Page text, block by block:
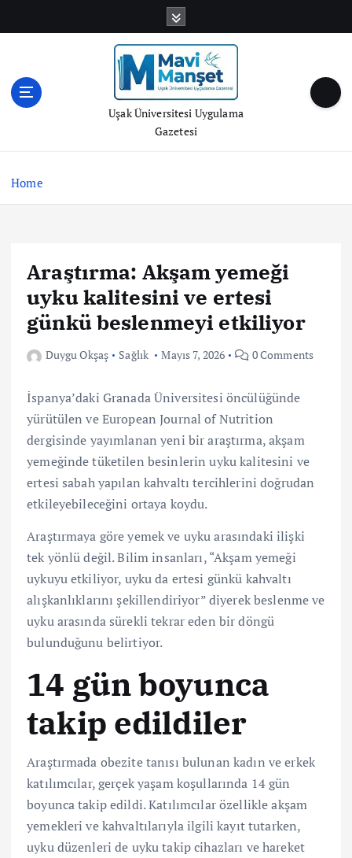
n
Uşak Üniversitesi Uygulama
Gazetesi
Home
Araştırma: Akşam yemeği
uyku kalitesini ve ertesi
günkü beslenmeyi etkiliyor
Duygu Okşaş Sağlık Mayıs 7, 2026 0 Comments
İspanya’daki Granada Üniversitesi öncülüğünde
yürütülen ve European Journal of Nutrition
dergisinde yayımlanan yeni bir araştırma, akşam
yemeğinde tüketilen besinlerin uyku kalitesini ve
ertesi sabah yapılan kahvaltı tercihlerini doğrudan
etkileyebileceğini ortaya koydu.
Araştırmaya göre yemek ve uyku arasındaki ilişki
tek yönlü değil. Bilim insanları, “Akşam yemeği
uykuyu etkiliyor, uyku da ertesi günkü kahvaltı
alışkanlıklarını şekillendiriyor” diyerek beslenme ve
uyku arasında sürekli tekrar eden bir döngü
bulunduğunu belirtiyor.
14 gün boyunca
takip edildiler
Araştırmada obezite tanısı bulunan kadın ve erkek
katılımcılar, gerçek yaşam koşullarında 14 gün
boyunca takip edildi. Katılımcılar özellikle akşam
yemekleri ve kahvaltılarıyla ilgili kayıt tutarken,
uyku düzenleri de uyku takip cihazları ve hareket